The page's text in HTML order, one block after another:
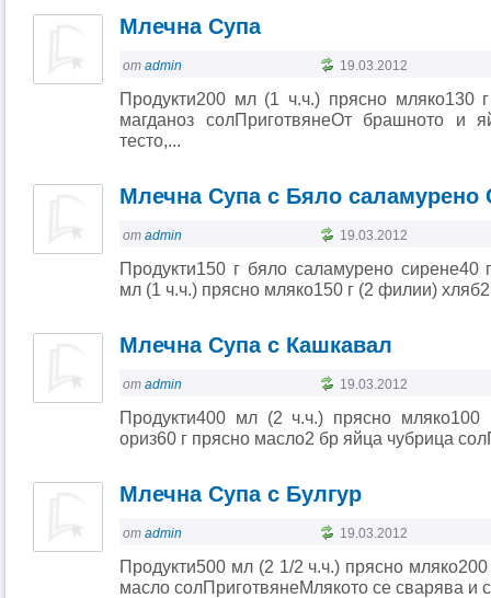
Млечна Супа
от admin 19.03.2012
Продукти200 мл (1 ч.ч.) прясно мляко130
магданоз солПриготвянеОт брашното и
тесто,...
Млечна Супа с Бяло саламурено
от admin 19.03.2012
Продукти150 г бяло саламурено сирене40
мл (1 ч.ч.) прясно мляко150 г (2 филии)
Млечна Супа с Кашкавал
от admin 19.03.2012
Продукти400 мл (2 ч.ч.) прясно мляко100
ориз60 г прясно масло2 бр яйца чубрица
Млечна Супа с Булгур
от admin 19.03.2012
Продукти500 мл (2 1/2 ч.ч.) прясно мляко200
масло солПриготвянеМлякото се сварява и